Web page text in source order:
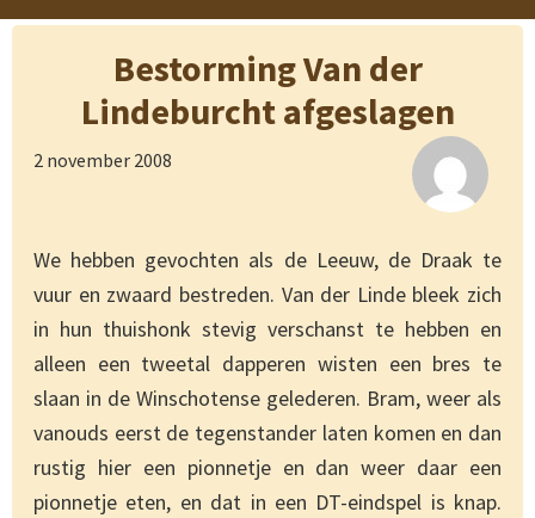
Bestorming Van der
Lindeburcht afgeslagen
2 november 2008
We hebben gevochten als de Leeuw, de Draak te
vuur en zwaard bestreden. Van der Linde bleek zich
in hun thuishonk stevig verschanst te hebben en
alleen een tweetal dapperen wisten een bres te
slaan in de Winschotense gelederen. Bram, weer als
vanouds eerst de tegenstander laten komen en dan
rustig hier een pionnetje en dan weer daar een
pionnetje eten, en dat in een DT-eindspel is knap.